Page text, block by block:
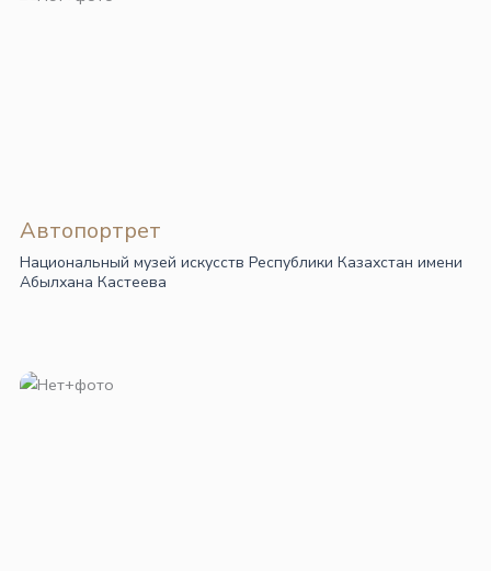
Автопортрет
Национальный музей искусств Республики Казахстан имени
Абылхана Кастеева